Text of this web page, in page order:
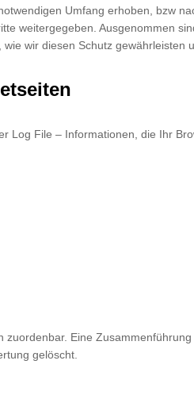
Umfang erhoben, bzw
weitergegeben. Ausgenommen
wir diesen Schutz gewährleisten
Log File – Informationen, die Ihr
Eine
gelöscht.